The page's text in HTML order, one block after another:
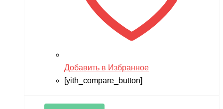
Добавить в Избранное
[yith_compare_button]